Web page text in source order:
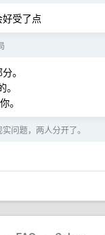
受了点
。
。
问题，两人分开了。